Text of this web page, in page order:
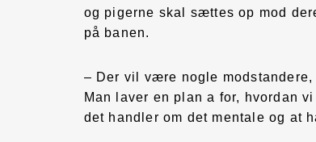
og pigerne skal sættes op mod
på banen.
– Der vil være nogle
Man laver en plan a for, hvordan
det handler om det mentale og at